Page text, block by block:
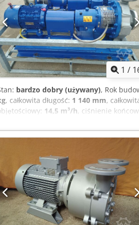
IE2 Wymiary: Długość: 590
podstawy: 330 mm Wysokość: 360 mm
!
1 /
bardzo dobry (używany), Rok
, całkowita długość: 1 140 mm,
14,5 m³/h, ciśnienie
,
poziomych, poprzecznie
promieniowym, jednostronnego
CPKN-C3.1 040-250 Rok produkcji: 2009
Burgmann z przyłączem wody bariery i
pompy: 1440 obr./min Chedpsxp Eqkofx
pracy, a nie z punktu
m³/godz. Wysokość podnoszenia:
Punkt pracy wg ostatniej aplikacji!!
1,36 kW Sprawność: 30 % NPSH: